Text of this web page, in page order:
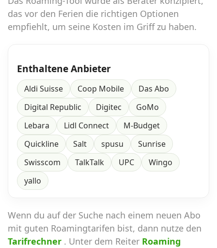
das vor den Ferien die richtigen Optionen
empfiehlt, um seine Kosten im Griff zu haben.
Enthaltene Anbieter
Aldi Suisse Coop Mobile
Das Abo
Digital Republic
Digitec
GoMo
Lebara
Lidl Connect
M-Budget
Quickline
Salt spusu
Sunrise
Swisscom
TalkTalk UPC
Wingo
yallo
Wenn du auf der Suche nach einem neuen Abo
mit guten Roamingtarifen bist, dann nutze den
Tarifrechner . Unter dem Reiter Roaming